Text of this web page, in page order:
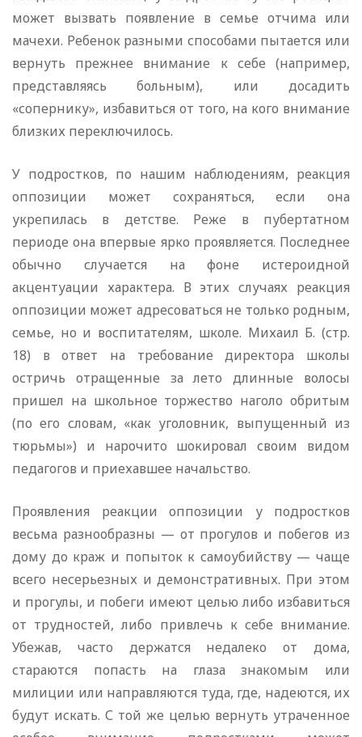
может вызвать появление в семье отчима или
мачехи. Ребенок разными способами пытается или
вернуть прежнее внимание к себе (например,
представляясь больным), или досадить
«сопернику», избавиться от того, на кого внимание
близких переключилось.
У подростков, по нашим наблюдениям, реакция
оппозиции может сохраняться, если она
укрепилась в детстве. Реже в пубертатном
периоде она впервые ярко проявляется. Последнее
обычно случается на фоне истероидной
акцентуации характера. В этих случаях реакция
оппозиции может адресоваться не только родным,
семье, но и воспитателям, школе. Михаил Б. (стр.
18) в ответ на требование директора школы
остричь отращенные за лето длинные волосы
пришел на школьное торжество наголо обритым
(по его словам, «как уголовник, выпущенный из
тюрьмы») и нарочито шокировал своим видом
педагогов и приехавшее начальство.
Проявления реакции оппозиции у подростков
весьма разнообразны — от прогулов и побегов из
дому до краж и попыток к самоубийству — чаще
всего несерьезных и демонстративных. При этом
и прогулы, и побеги имеют целью либо избавиться
от трудностей, либо привлечь к себе внимание.
Убежав, часто держатся недалеко от дома,
стараются попасть на глаза знакомым или
милиции или направляются туда, где, надеются, их
будут искать. С той же целью вернуть утраченное